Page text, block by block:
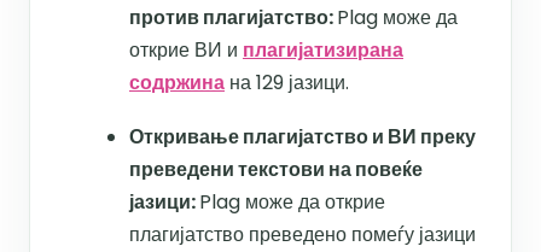
против плагијатство:Plag може да
открие ВИ и плагијатизирана
содржина на 129 јазици.
Откривање плагијатство и ВИ преку
преведени текстови на повеќе
јазици:Plag може да открие
плагијатство преведено помеѓу јазици